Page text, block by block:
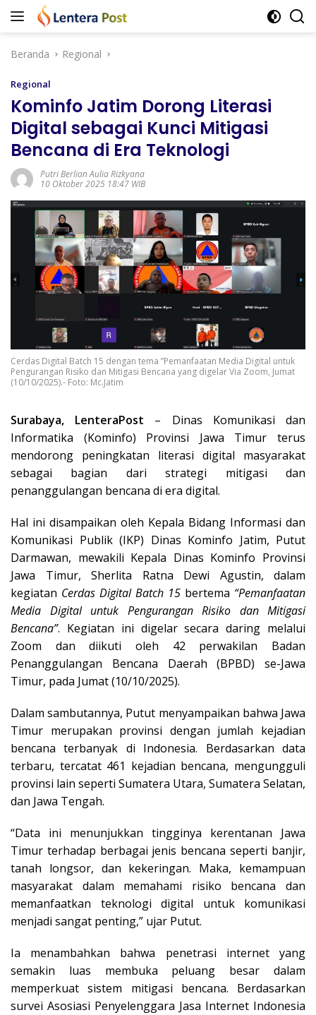
Langsung
Beranda
Regional
Regional
Kominfo Jatim Dorong Literasi
Digital sebagai Kunci Mitigasi
Bencana di Era Teknologi
Putri Berlian Aulia Rizkyana
10 Oktober 2025 18:47 WIB
Cerdas Digital Batch 15 dengan tema ”Pemanfaatan Media Digital untuk
Pengurangan Risiko dan Mitigasi Bencana yang digelar Via Zoom, Jumat
(10/10/2025).- Foto: Mc.Jatim
Surabaya, LenteraPost – Dinas Komunikasi dan
Informatika (Kominfo) Provinsi Jawa Timur terus
mendorong peningkatan literasi digital masyarakat
sebagai bagian dari strategi mitigasi dan
penanggulangan bencana di era digital.
Hal ini disampaikan oleh Kepala Bidang Informasi dan
Komunikasi Publik (IKP) Dinas Kominfo Jatim, Putut
Darmawan, mewakili Kepala Dinas Kominfo Provinsi
Jawa Timur, Sherlita Ratna Dewi Agustin, dalam
kegiatan Cerdas Digital Batch 15 bertema “Pemanfaatan
Media Digital untuk Pengurangan Risiko dan Mitigasi
Bencana”. Kegiatan ini digelar secara daring melalui
Zoom dan diikuti oleh 42 perwakilan Badan
Penanggulangan Bencana Daerah (BPBD) se-Jawa
Timur, pada Jumat (10/10/2025).
Dalam sambutannya, Putut menyampaikan bahwa Jawa
Timur merupakan provinsi dengan jumlah kejadian
bencana terbanyak di Indonesia. Berdasarkan data
terbaru, tercatat 461 kejadian bencana, mengungguli
provinsi lain seperti Sumatera Utara, Sumatera Selatan,
dan Jawa Tengah.
“Data ini menunjukkan tingginya kerentanan Jawa
Timur terhadap berbagai jenis bencana seperti banjir,
tanah longsor, dan kekeringan. Maka, kemampuan
masyarakat dalam memahami risiko bencana dan
memanfaatkan teknologi digital untuk komunikasi
menjadi sangat penting,” ujar Putut.
Ia menambahkan bahwa penetrasi internet yang
semakin luas membuka peluang besar dalam
memperkuat sistem mitigasi bencana. Berdasarkan
survei Asosiasi Penyelenggara Jasa Internet Indonesia